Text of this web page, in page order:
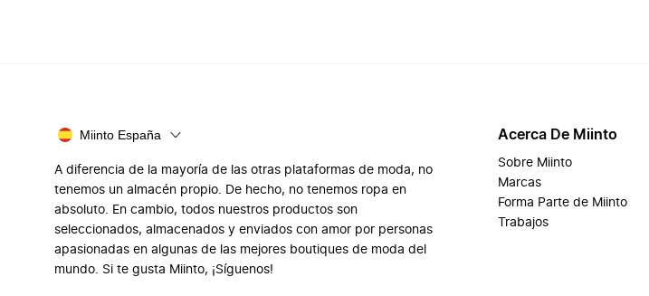
Miinto España
A diferencia de la mayoría de las otras plataformas de moda, no
tenemos un almacén propio. De hecho, no tenemos ropa en
absoluto. En cambio, todos nuestros productos son
seleccionados, almacenados y enviados con amor por personas
apasionadas en algunas de las mejores boutiques de moda del
mundo. Si te gusta Miinto, ¡Síguenos!
Acerca De Miinto
Sobre Miinto
Marcas
Forma Parte de Miinto
Trabajos